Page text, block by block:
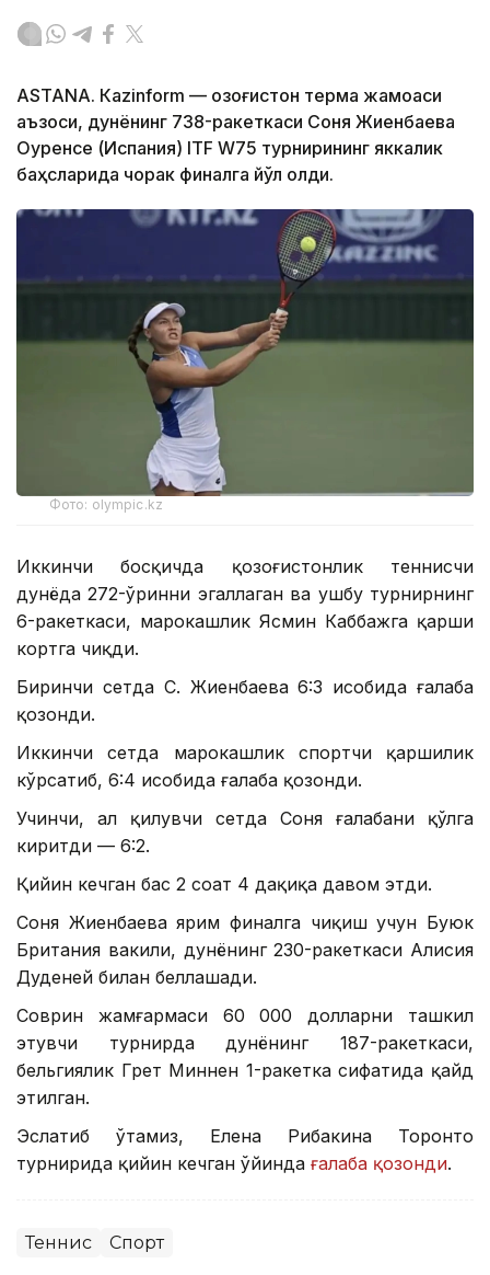
ASTANА. Кazinform — Қозоғистон терма жамоаси
аъзоси, дунёнинг 738-ракеткаси Соня Жиенбаева
Оуренсе (Испания) ITF W75 турнирининг яккалик
баҳсларида чорак финалга йўл олди.
Фото: olympic.kz
Иккинчи босқичда қозоғистонлик теннисчи
дунёда 272-ўринни эгаллаган ва ушбу турнирнинг
6-ракеткаси, марокашлик Ясмин Каббажга қарши
кортга чиқди.
Биринчи сетда С. Жиенбаева 6:3 ҳисобида ғалаба
қозонди.
Иккинчи сетда марокашлик спортчи қаршилик
кўрсатиб, 6:4 ҳисобида ғалаба қозонди.
Учинчи, ҳал қилувчи сетда Соня ғалабани қўлга
киритди — 6:2.
Қийин кечган баҳс 2 соат 4 дақиқа давом этди.
Соня Жиенбаева ярим финалга чиқиш учун Буюк
Британия вакили, дунёнинг 230-ракеткаси Алисия
Дуденей билан беллашади.
Соврин жамғармаси 60 000 долларни ташкил
этувчи турнирда дунёнинг 187-ракеткаси,
бельгиялик Грет Миннен 1-ракетка сифатида қайд
этилган.
Эслатиб ўтамиз, Елена Рибакина Торонто
турнирида қийин кечган ўйинда ғалаба қозонди.
Теннис Спорт